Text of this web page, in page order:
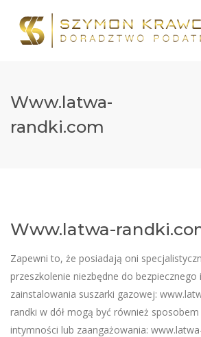
Www.latwa-
randki.com
Www.latwa-
Zapewni to, że posiadają oni
przeszkolenie niezbędne do bezpiecznego
zainstalowania suszarki gazowej:
randki w dół mogą być również sposobem
intymności lub zaangażowania: